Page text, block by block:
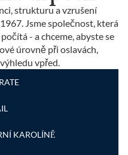
strukturu a vzrušení
Jsme společnost, která
- a chceme, abyste se
úrovně při oslavách,
vpřed.
KAROLÍNĚ